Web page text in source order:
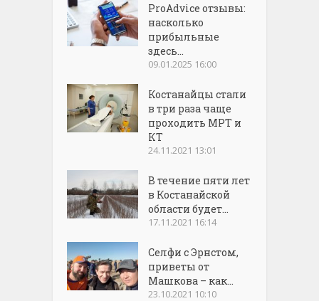
ProAdvice отзывы:
насколько
прибыльные
здесь...
09.01.2025 16:00
Костанайцы стали
в три раза чаще
проходить МРТ и
КТ
24.11.2021 13:01
В течение пяти лет
в Костанайской
области будет...
17.11.2021 16:14
Селфи с Эрнстом,
приветы от
Машкова – как...
23.10.2021 10:10